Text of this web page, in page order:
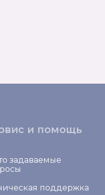
и помощь
задаваемые
поддержка